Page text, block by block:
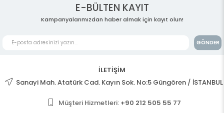
E-BÜLTEN KAYIT
Kampanyalarımızdan haber almak için kayıt olun!
GÖNDER
İLETİŞİM
Sanayi Mah. Atatürk Cad. Kayın Sok. No:5 Güngören / İSTANBUL
Müşteri Hizmetleri: +90 212 505 55 77